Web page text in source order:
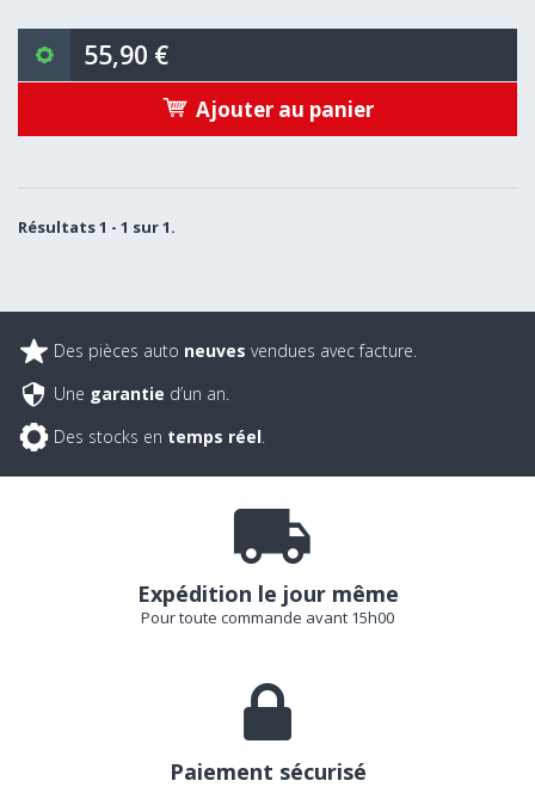
55,90 €
Ajouter au panier
Résultats 1 - 1 sur 1.
Des pièces auto neuves vendues avec facture.
Une garantie d’un an.
Des stocks en temps réel.
Expédition le jour même
Pour toute commande avant 15h00
Paiement sécurisé